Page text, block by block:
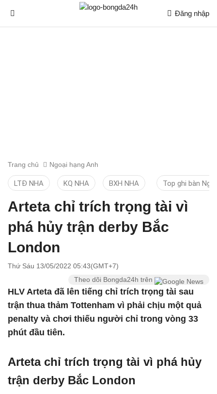
Đăng nhập
Trang chủ Ngoại hạng Anh
LTĐ NHA KQ NHA BXH NHA Top ghi bàn
Arteta chỉ trích trọng tài vì
phá hủy trận derby Bắc
London
Thứ Sáu 13/05/2022 05:43(GMT+7)
Theo dõi Bongda24h trên
HLV Arteta đã lên tiếng chỉ trích trọng tài sau
trận thua thảm Tottenham vì phải chịu một quả
penalty và chơi thiếu người chỉ trong vòng 33
phút đầu tiên.
Arteta chỉ trích trọng tài vì phá hủy
trận derby Bắc London